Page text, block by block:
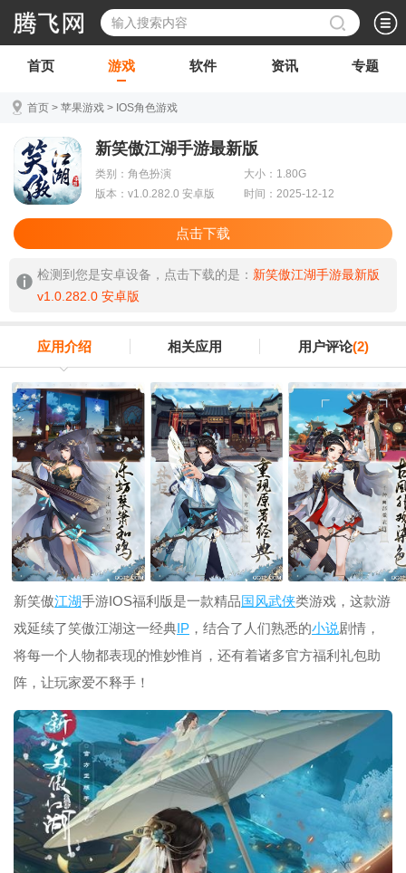
首页 游戏 软件 资讯 专题
首页 > 苹果游戏 > IOS角色游戏
新笑傲江湖手游最新版
类别：角色扮演
大小：1.80G
版本：v1.0.282.0 安卓版
时间：2025-12-12
点击下载
检测到您是安卓设备，点击下载的是： 新笑傲江湖手游最新版
v1.0.282.0 安卓版
应用介绍 相关应用 用户评论(2)
新笑傲江湖手游IOS福利版是一款精品国风武侠类游戏，这款游
戏延续了笑傲江湖这一经典IP ，结合了人们熟悉的小说剧情，
将每一个人物都表现的惟妙惟肖，还有着诸多官方福利礼包助
阵，让玩家爱不释手！